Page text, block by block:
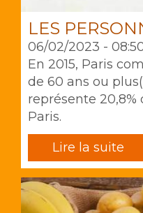
LES
06/02/2023 -
En 2015, Paris
de 60 ans ou
représente
Paris.
Lire la suite